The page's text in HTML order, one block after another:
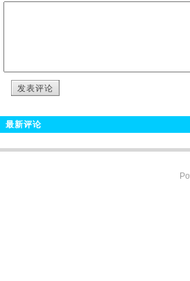
发表评论
最新评论